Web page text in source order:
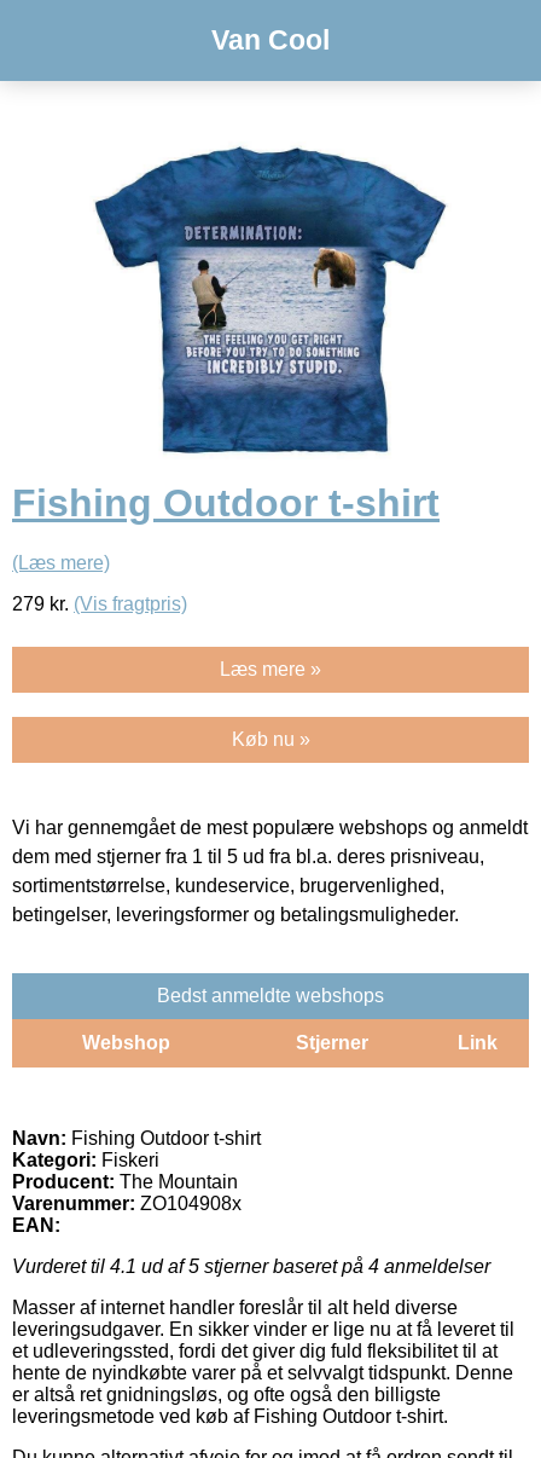
Van Cool
Fishing Outdoor t-shirt
(Læs mere)
279 kr. (Vis fragtpris)
Læs mere »
Køb nu »
Vi har gennemgået de mest populære webshops og anmeldt
dem med stjerner fra 1 til 5 ud fra bl.a. deres prisniveau,
sortimentstørrelse, kundeservice, brugervenlighed,
betingelser, leveringsformer og betalingsmuligheder.
Bedst anmeldte webshops
Webshop Stjerner Link
Navn: Fishing Outdoor t-shirt
Kategori: Fiskeri
Producent: The Mountain
Varenummer: ZO104908x
EAN:
Vurderet til 4.1 ud af 5 stjerner baseret på 4 anmeldelser
Masser af internet handler foreslår til alt held diverse
leveringsudgaver. En sikker vinder er lige nu at få leveret til
et udleveringssted, fordi det giver dig fuld fleksibilitet til at
hente de nyindkøbte varer på et selvvalgt tidspunkt. Denne
er altså ret gnidningsløs, og ofte også den billigste
leveringsmetode ved køb af Fishing Outdoor t-shirt.